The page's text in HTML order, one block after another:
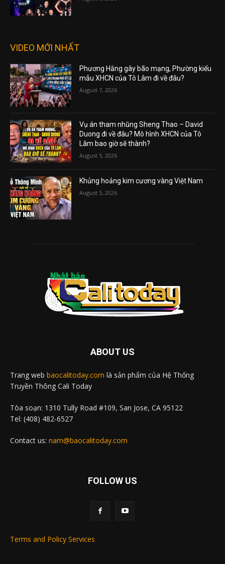
VIDEO MỚI NHẤT
Phương Hằng gây bão mạng, Phường kiểu
mẫu XHCN của Tô Lâm đi về đâu?
August 7, 2026
Vụ án tham nhũng Sheng Thao – David
Duong đi về đâu? Mô hình XHCN của Tô
Lâm bao giờ sẽ thành?
August 5, 2026
Khủng hoảng kim cương vàng Việt Nam
August 5, 2026
ABOUT US
Trang web baocalitoday.com là sản phẩm của Hệ Thống
Truyền Thông Cali Today
Tòa soạn: 1310 Tully Road #109, San Jose, CA 95122
Tel: (408) 482-6527
Contact us: nam@baocalitoday.com
FOLLOW US
Terms and Policy Services